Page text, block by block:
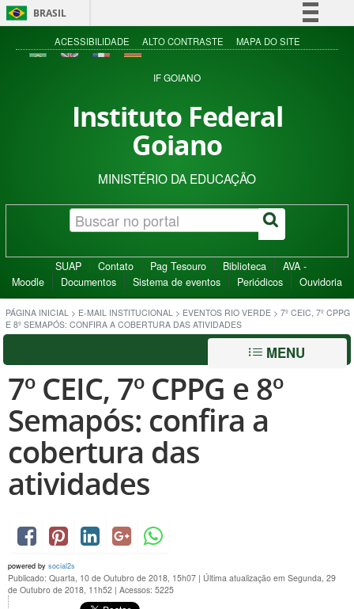
BRASIL
Simplifique!
Acesso à informação
ACESSIBILIDADE ALTO CONTRASTE MAPA DO SITE
IF GOIANO
Instituto Federal
Goiano
MINISTÉRIO DA EDUCAÇÃO
SUAP Contato Pag Tesouro Biblioteca
AVA -
Moodle
Documentos Sistema de eventos Periódicos Ouvidoria
PÁGINA INICIAL > E-MAIL INSTITUCIONAL > EVENTOS RIO VERDE > 7º CEIC, 7º CPPG
E 8º SEMAPÓS: CONFIRA A COBERTURA DAS ATIVIDADES
MENU
7º CEIC, 7º CPPG e 8º
Semapós: confira a
cobertura das
atividades
powered by social2s
Publicado: Quarta, 10 de Outubro de 2018, 15h07 | Última atualização em Segunda, 29
de Outubro de 2018, 11h52 | Acessos: 5225